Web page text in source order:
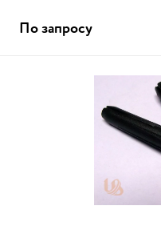
По запросу